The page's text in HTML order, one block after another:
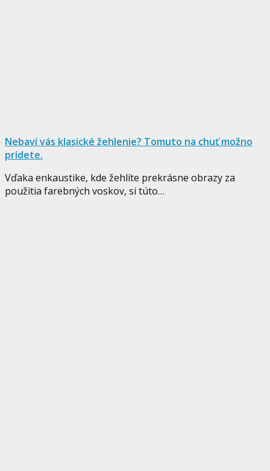
Nebaví vás klasické žehlenie? Tomuto na chuť možno
prídete.
Vďaka enkaustike, kde žehlíte prekrásne obrazy za
použitia farebných voskov, si túto…